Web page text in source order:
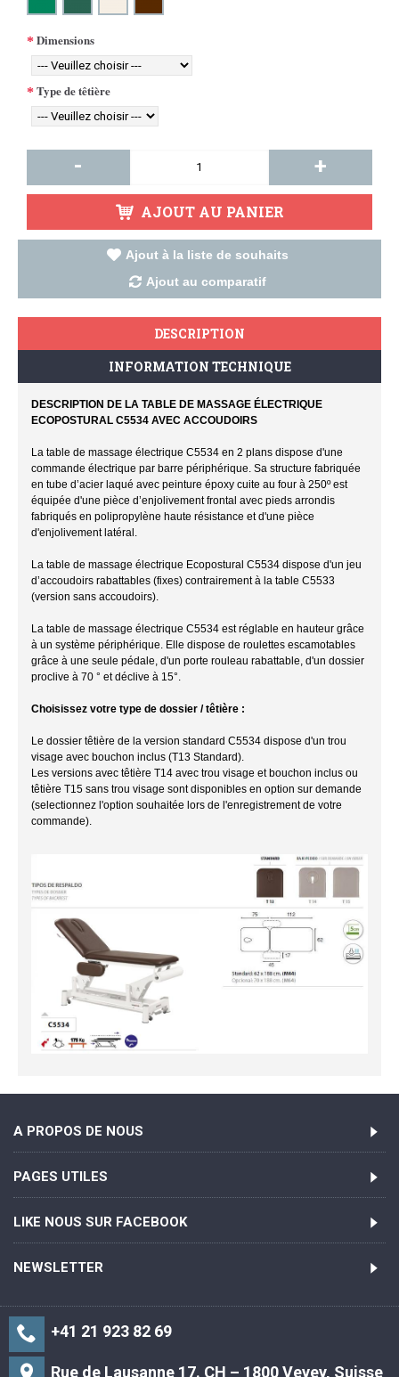
Dimensions
Type de têtière
- +
AJOUT AU PANIER
Ajout à la liste de souhaits
Ajout au comparatif
DESCRIPTION
INFORMATION TECHNIQUE
DESCRIPTION DE LA TABLE DE MASSAGE ÉLECTRIQUE
ECOPOSTURAL C5534 AVEC ACCOUDOIRS
La table de massage électrique C5534 en 2 plans dispose d'une
commande électrique par barre périphérique. Sa structure fabriquée
en tube d’acier laqué avec peinture époxy cuite au four à 250º est
équipée d'une pièce d’enjolivement frontal avec pieds arrondis
fabriqués en polipropylène haute résistance et d'une pièce
d'enjolivement latéral.
La table de massage électrique Ecopostural C5534 dispose d'un jeu
d’accoudoirs rabattables (fixes) contrairement à la table C5533
(version sans accoudoirs).
La table de massage électrique C5534 est réglable en hauteur grâce
à un système périphérique. Elle dispose de roulettes escamotables
grâce à une seule pédale, d'un porte rouleau rabattable, d'un dossier
proclive à 70 ° et déclive à 15°.
Choisissez votre type de dossier / têtière :
Le dossier têtière de la version standard C5534 dispose d'un trou
visage avec bouchon inclus (T13 Standard).
Les versions avec têtière T14 avec trou visage et bouchon inclus ou
têtière T15 sans trou visage sont disponibles en option sur demande
(selectionnez l'option souhaitée lors de l'enregistrement de votre
commande).
A PROPOS DE NOUS
PAGES UTILES
LIKE NOUS SUR FACEBOOK
NEWSLETTER
+41 21 923 82 69
Rue de Lausanne 17. CH – 1800 Vevey, Suisse